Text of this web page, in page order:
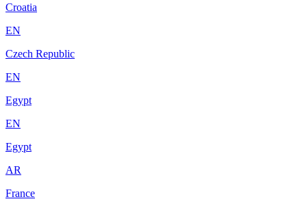
Croatia
EN
Czech Republic
EN
Egypt
EN
Egypt
AR
France